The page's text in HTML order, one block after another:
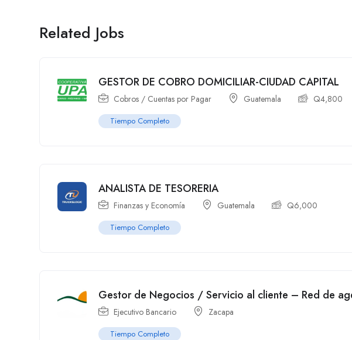
Related Jobs
GESTOR DE COBRO DOMICILIAR-CIUDAD CAPITAL
Cobros / Cuentas por Pagar Guatemala Q4,800
Tiempo Completo
ANALISTA DE TESORERIA
Finanzas y Economía Guatemala Q6,000
Tiempo Completo
Gestor de Negocios / Servicio al cliente – Red de
Ejecutivo Bancario Zacapa
Tiempo Completo